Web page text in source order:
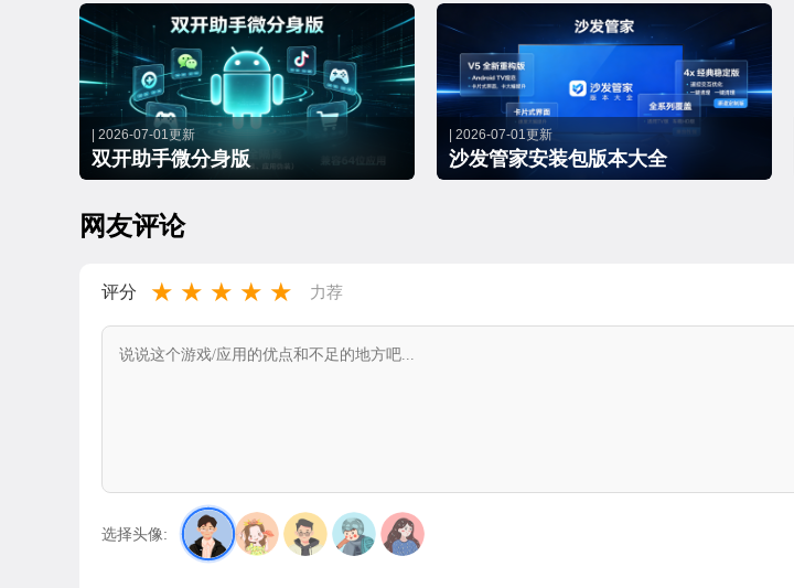
| 2026-07-01更新
双开助手微分身版
| 2026-07-01更新
沙发管家安装包版本大全
网友评论
评分 ★ ★ ★ ★ ★ 力荐
选择头像: